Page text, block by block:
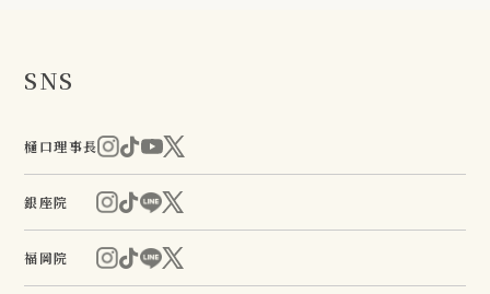
SNS
樋口理事長
銀座院
福岡院